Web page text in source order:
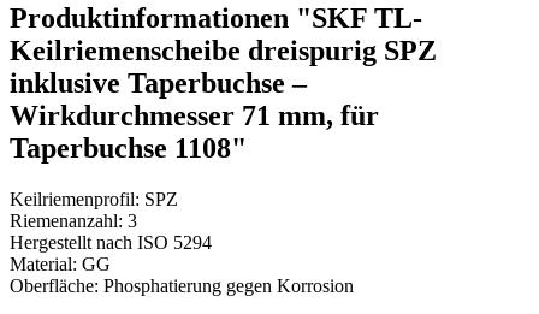
Produktinformationen "SKF TL-
Keilriemenscheibe dreispurig SPZ
inklusive Taperbuchse –
Wirkdurchmesser 71 mm, für
Taperbuchse 1108"
Keilriemenprofil: SPZ
Riemenanzahl: 3
Hergestellt nach ISO 5294
Material: GG
Oberfläche: Phosphatierung gegen Korrosion